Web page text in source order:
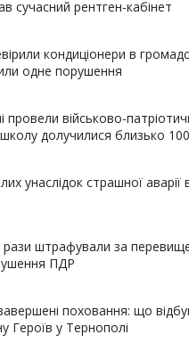
сучасний рентген-кабінет
кондиціонери в
одне порушення
провели військово-
долучилися близько
унаслідок страшної аварії
рази штрафували за
ПДР
поховання: що
Героїв у Тернополі